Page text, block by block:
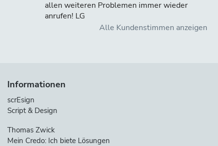
allen weiteren Problemen immer wieder
anrufen! LG
Alle Kundenstimmen anzeigen
Informationen
scrEsign
Script & Design
Thomas Zwick
Mein Credo: Ich biete Lösungen